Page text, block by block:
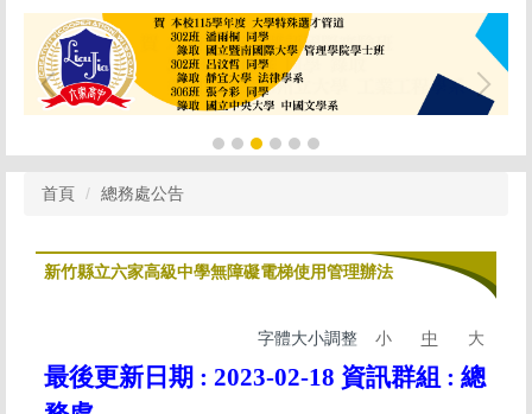
首頁 總務處公告
新竹縣立六家高級中學無障礙電梯使用管理辦法
字體大小調整 小 中 大
最後更新日期 : 2023-02-18 資訊群組 : 總